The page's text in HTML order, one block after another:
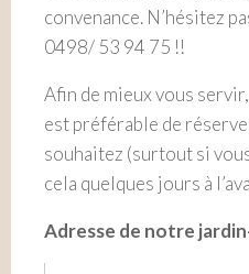
convenance. N’hésitez
0498/ 53 94 75 !!
Afin de mieux vous
est préférable de
souhaitez (surtout si
cela quelques jours à
Adresse de notre